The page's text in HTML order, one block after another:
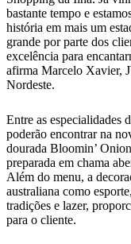
bastante tempo e
história em mais um
grande por parte dos
excelência para
afirma Marcelo Xavier,
Nordeste.
Entre as especialidades
poderão encontrar na
dourada Bloomin’
preparada em chama
Além do menu, a
australiana como
tradições e lazer,
para o cliente.